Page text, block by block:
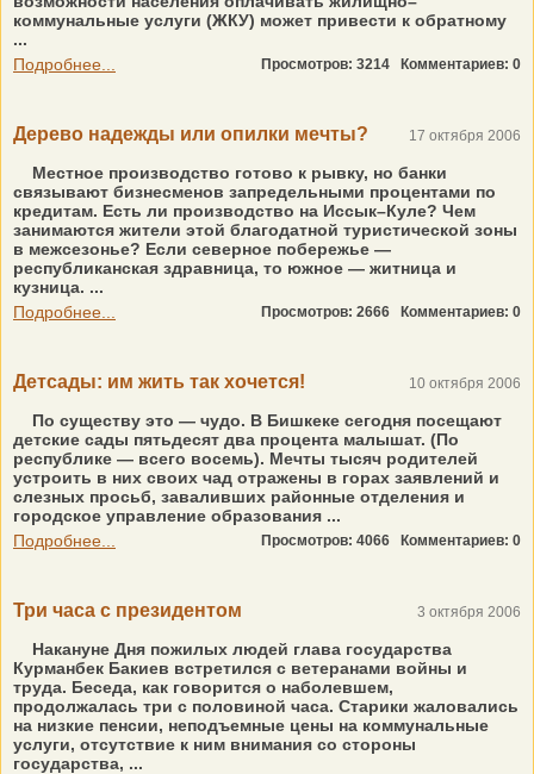
коммунальные услуги (ЖКУ) может привести к обратному
...
Подробнее...
Просмотров: 3214 Комментариев: 0
Дерево надежды или опилки мечты? 17 октября 2006
Местное производство готово к рывку, но банки
связывают бизнесменов запредельными процентами по
кредитам. Есть ли производство на Иссык–Куле? Чем
занимаются жители этой благодатной туристической зоны
в межсезонье? Если северное побережье —
республиканская здравница, то южное — житница и
кузница. ...
Подробнее...
Просмотров: 2666 Комментариев: 0
Детсады: им жить так хочется! 10 октября 2006
По существу это — чудо. В Бишкеке сегодня посещают
детские сады пятьдесят два процента малышат. (По
республике — всего восемь). Мечты тысяч родителей
устроить в них своих чад отражены в горах заявлений и
слезных просьб, заваливших районные отделения и
городское управление образования ...
Подробнее...
Просмотров: 4066 Комментариев: 0
Три часа с президентом 3 октября 2006
Накануне Дня пожилых людей глава государства
Курманбек Бакиев встретился с ветеранами войны и
труда. Беседа, как говорится о наболевшем,
продолжалась три с половиной часа. Старики жаловались
на низкие пенсии, неподъемные цены на коммунальные
услуги, отсутствие к ним внимания со стороны
государства, ...